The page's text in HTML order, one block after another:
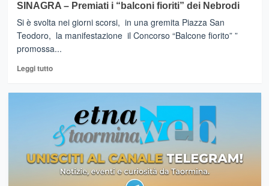
MALVAGNA
–
Comuni
:strumento
per
SINAGRA – Premiati i “balconi fioriti” dei Nebrodi
Si è svolta nei giorni scorsi, in una gremita Piazza San
Teodoro, la manifestazione il Concorso “Balcone fiorito” ”
promossa...
Leggi tuttoLeggi
SINAGRA
Premiati
“balconi
fioriti”